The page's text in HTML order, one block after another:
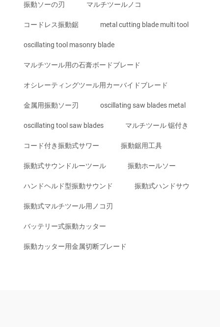
振動ソーの刃 マルチツールノコ
コードレス振動鋸 metal cutting blade multi tool
oscillating tool masonry blade
マルチツール用の石膏ボードブレード
オシレーティングツール用カーバイドブレード
金属用振動ソー刃 oscillating saw blades metal
oscillating tool saw blades マルチツール 锯付き
コード付き振動式サワー 振動鋸用工具
振動式サウンドルーツール 振動ホールソー
ハンドヘルド型振動サウンド 振動式ハンドサウ
振動式マルチツール用ノコ刃
バッテリー式振動カッター
振動カッター用金属切断ブレード